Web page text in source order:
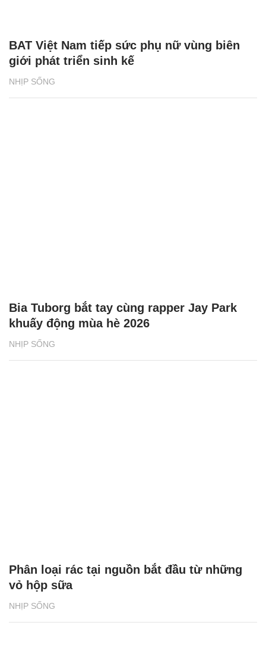
NHỊP SỐNG
BAT Việt Nam tiếp sức phụ nữ vùng biên
giới phát triển sinh kế
NHỊP SỐNG
Bia Tuborg bắt tay cùng rapper Jay Park
khuấy động mùa hè 2026
NHỊP SỐNG
Phân loại rác tại nguồn bắt đầu từ những
vỏ hộp sữa